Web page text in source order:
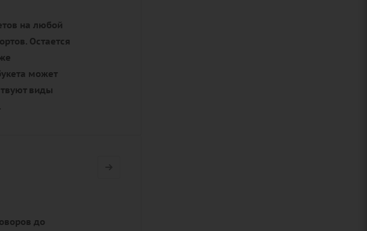
на любой
Остается
может
виды
до